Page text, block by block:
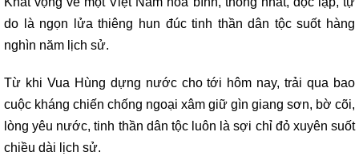
do là ngọn lửa thiêng hun đúc tinh thần dân tộc suốt hàng
nghìn năm lịch sử.
Từ khi Vua Hùng dựng nước cho tới hôm nay, trải qua bao
cuộc kháng chiến chống ngoại xâm giữ gìn giang sơn, bờ cõi,
lòng yêu nước, tinh thần dân tộc luôn là sợi chỉ đỏ xuyên suốt
chiều dài lịch sử.